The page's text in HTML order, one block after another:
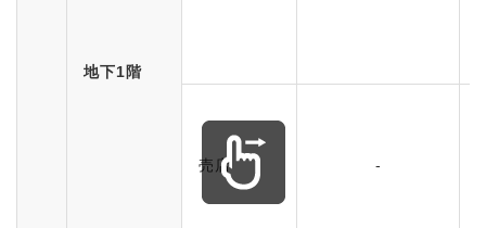
地下1階
売店 -